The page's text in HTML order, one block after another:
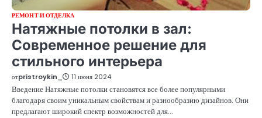
РЕМОНТ И ОТДЕЛКА
Натяжные потолки в зал:
Современное решение для
стильного интерьера
отpristroykin_ 11 июня 2024
Введение Натяжные потолки становятся все более популярными
благодаря своим уникальным свойствам и разнообразию дизайнов. Они
предлагают широкий спектр возможностей для…